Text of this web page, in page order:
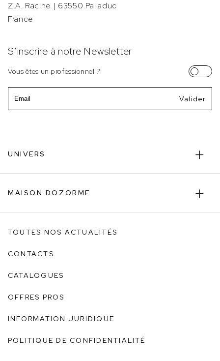
Z.A. Racine | 63550 Palladuc
France
S’inscrire à notre Newsletter
Vous êtes un professionnel ?
UNIVERS
MAISON DOZORME
TOUTES NOS ACTUALITÉS
CONTACTS
CATALOGUES
OFFRES PROS
INFORMATION JURIDIQUE
POLITIQUE DE CONFIDENTIALITÉ